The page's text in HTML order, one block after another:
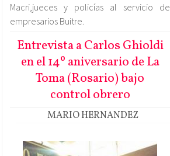
Macri,jueces y policías al servicio de
empresarios Buitre.
Entrevista a Carlos Ghioldi
en el 14º aniversario de La
Toma (Rosario) bajo
control obrero
MARIO HERNANDEZ